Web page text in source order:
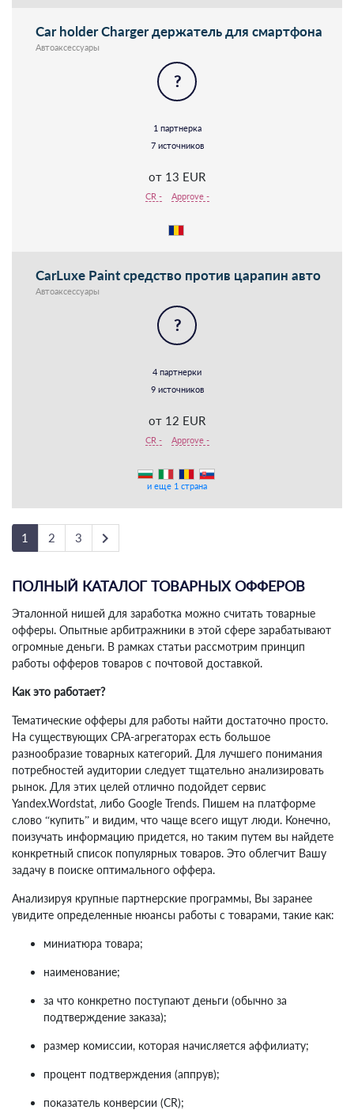
Car holder Charger держатель для смартфона
Автоаксессуары
?
1 партнерка
7 источников
от 13 EUR
CR - Approve -
CarLuxe Paint cредство против царапин авто
Автоаксессуары
?
4 партнерки
9 источников
от 12 EUR
CR - Approve -
и еще 1 страна
1 2 3 keyboard_arrow_right
ПОЛНЫЙ КАТАЛОГ ТОВАРНЫХ ОФФЕРОВ
Эталонной нишей для заработка можно считать товарные
офферы. Опытные арбитражники в этой сфере зарабатывают
огромные деньги. В рамках статьи рассмотрим принцип
работы офферов товаров с почтовой доставкой.
Как это работает?
Тематические офферы для работы найти достаточно просто.
На существующих СРА-агрегаторах есть большое
разнообразие товарных категорий. Для лучшего понимания
потребностей аудитории следует тщательно анализировать
рынок. Для этих целей отлично подойдет сервис
Yandex.Wordstat, либо Google Trends. Пишем на платформе
слово “купить” и видим, что чаще всего ищут люди. Конечно,
поизучать информацию придется, но таким путем вы найдете
конкретный список популярных товаров. Это облегчит Вашу
задачу в поиске оптимального оффера.
Анализируя крупные партнерские программы, Вы заранее
увидите определенные нюансы работы с товарами, такие как:
миниатюра товара;
наименование;
за что конкретно поступают деньги (обычно за
подтверждение заказа);
размер комиссии, которая начисляется аффилиату;
процент подтверждения (аппрув);
показатель конверсии (СR);